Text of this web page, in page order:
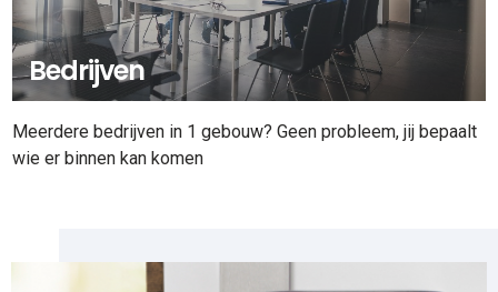
Bedrijven
Meerdere bedrijven in 1 gebouw? Geen probleem, jij bepaalt
wie er binnen kan komen